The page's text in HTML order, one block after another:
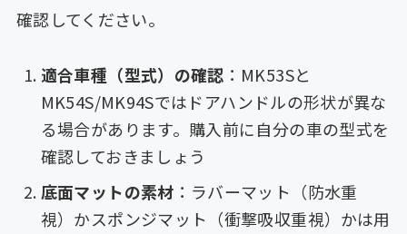
確認してください。
適合車種（型式）の確認 ：MK53Sと
MK54S/MK94Sではドアハンドルの形状が異な
る場合があります。購入前に自分の車の型式を
確認しておきましょう
底面マットの素材 ：ラバーマット（防水重
視）かスポンジマット（衝撃吸収重視）かは用